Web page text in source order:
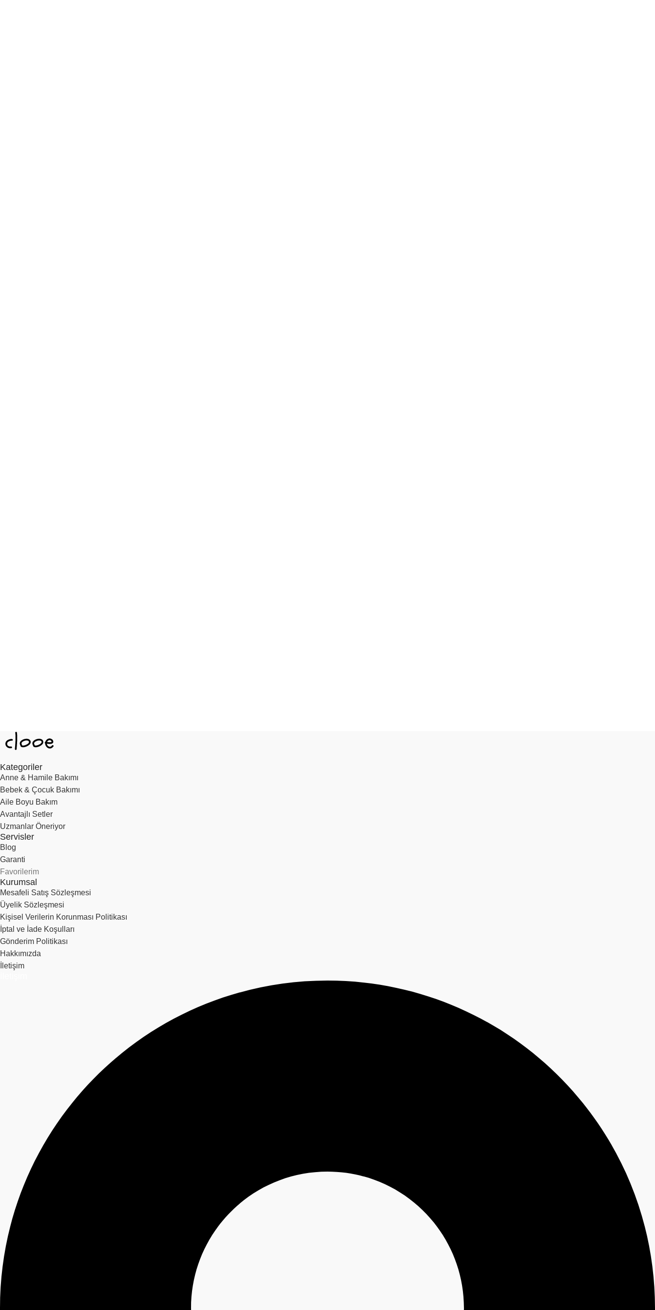
Kategoriler
Anne & Hamile Bakımı
Bebek & Çocuk Bakımı
Aile Boyu Bakım
Avantajlı Setler
Uzmanlar Öneriyor
Servisler
Blog
Garanti
Favorilerim
Kurumsal
Mesafeli Satış Sözleşmesi
Üyelik Sözleşmesi
Kişisel Verilerin Korunması Politikası
İptal ve İade Koşulları
Gönderim Politikası
Hakkımızda
İletişim